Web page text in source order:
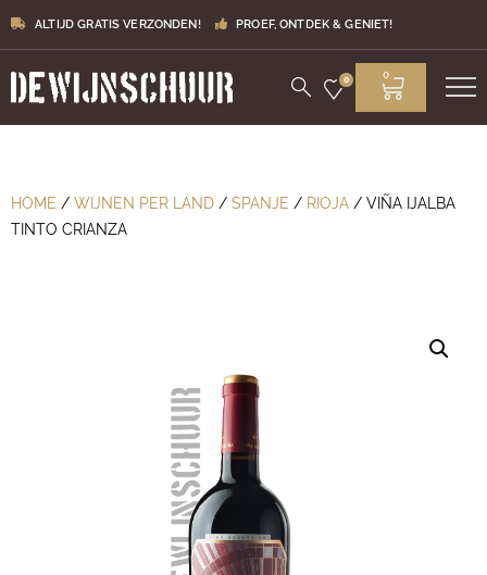
ALTIJD GRATIS VERZONDEN! PROEF, ONTDEK & GENIET!
0 0
HOME / WIJNEN PER LAND / SPANJE / RIOJA / VIÑA IJALBA
TINTO CRIANZA